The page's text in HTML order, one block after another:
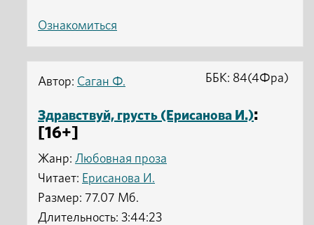
Ознакомиться
Автор: Саган Ф.
Здравствуй, грусть (Ерисанова И.):
[16+]
Жанр: Любовная проза
Читает: Ерисанова И.
ББК: 84(4Фра)
Размер: 77.07 Мб.
Длительность: 3:44:23